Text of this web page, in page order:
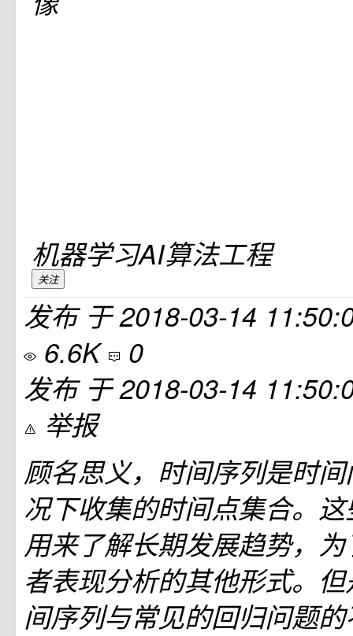
机器学习AI算法工程
关注
发布 于2018-03-14
6.6K
0
发布 于2018-03-14
举报
顾名思义，时间序列是时
况下收集的时间点集合。
用来了解长期发展趋势，
者表现分析的其他形式。
间序列与常见的回归问题